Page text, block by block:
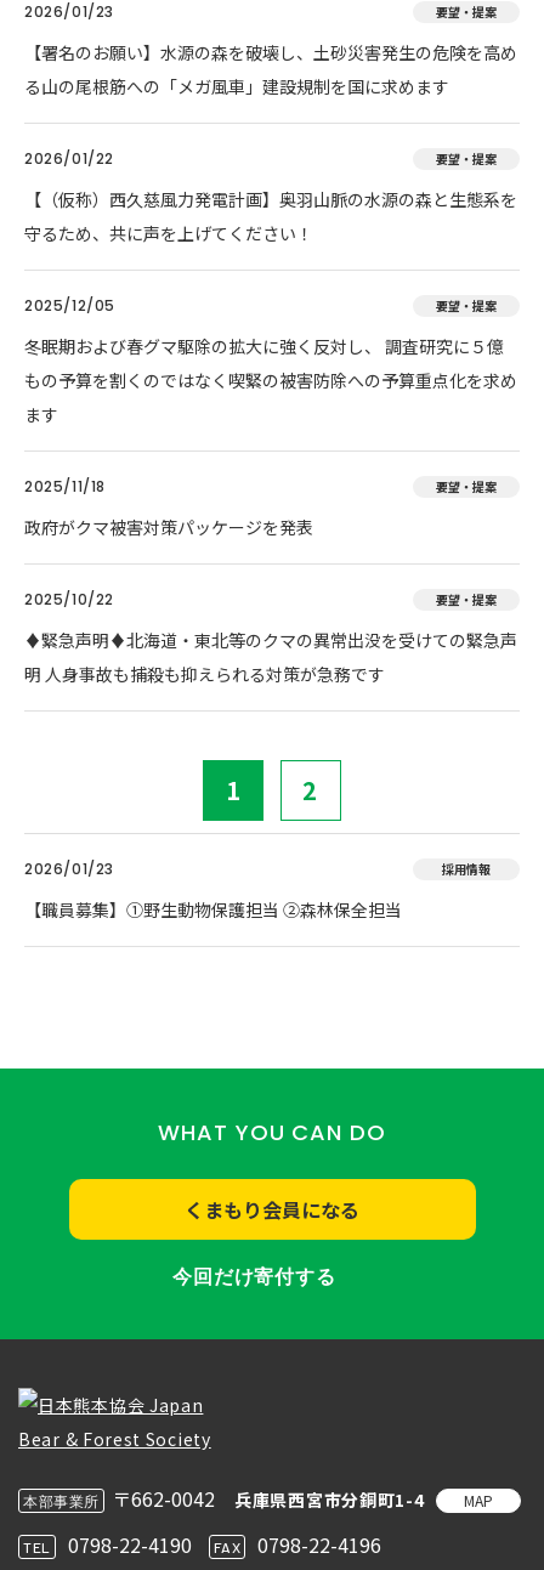
2026/01/23 要望・提案
【署名のお願い】水源の森を破壊し、土砂災害発生の危険を高め
る山の尾根筋への「メガ風車」建設規制を国に求めます
2026/01/22 要望・提案
【（仮称）西久慈風力発電計画】奥羽山脈の水源の森と生態系を
守るため、共に声を上げてください！
2025/12/05 要望・提案
冬眠期および春グマ駆除の拡大に強く反対し、 調査研究に５億
もの予算を割くのではなく喫緊の被害防除への予算重点化を求め
ます
2025/11/18 要望・提案
政府がクマ被害対策パッケージを発表
2025/10/22 要望・提案
♦️緊急声明♦️北海道・東北等のクマの異常出没を受けての緊急声
明 人身事故も捕殺も抑えられる対策が急務です
1 2
2026/01/23 採用情報
【職員募集】①野生動物保護担当 ②森林保全担当
WHAT YOU CAN DO
くまもり会員になる
今回だけ寄付する
本部事業所 〒662-0042 兵庫県西宮市分銅町1-4 MAP
TEL 0798-22-4190 FAX
0798-22-4196